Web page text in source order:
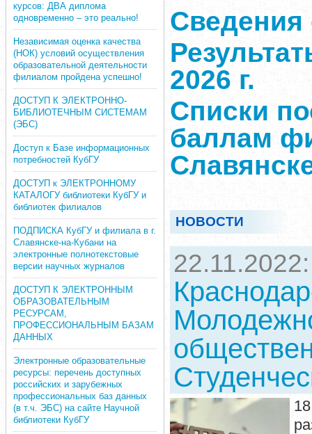
курсов: ДВА диплома
одновременно – это реально!
Независимая оценка качества
(НОК) условий осуществления
образовательной деятельности
филиалом пройдена успешно!
ДОСТУП К ЭЛЕКТРОННО-
БИБЛИОТЕЧНЫМ СИСТЕМАМ
(ЭБС)
Доступ к Базе информационных
потребностей КубГУ
ДОСТУП к ЭЛЕКТРОННОМУ
КАТАЛОГУ библиотеки КубГУ и
библиотек филиалов
ПОДПИСКА КубГУ и филиала в г.
Славянске-на-Кубани на
электронные полнотекстовые
версии научных журналов
ДОСТУП К ЭЛЕКТРОННЫМ
ОБРАЗОВАТЕЛЬНЫМ
РЕСУРСАМ,
ПРОФЕССИОНАЛЬНЫМ БАЗАМ
ДАННЫХ
Электронные образовательные
ресурсы: перечень доступных
российских и зарубежных
профессиональных баз данных
(в т.ч. ЭБС) на сайте Научной
библиотеки КубГУ
Сведения
2026 г.
Списки
баллам
НОВОСТИ